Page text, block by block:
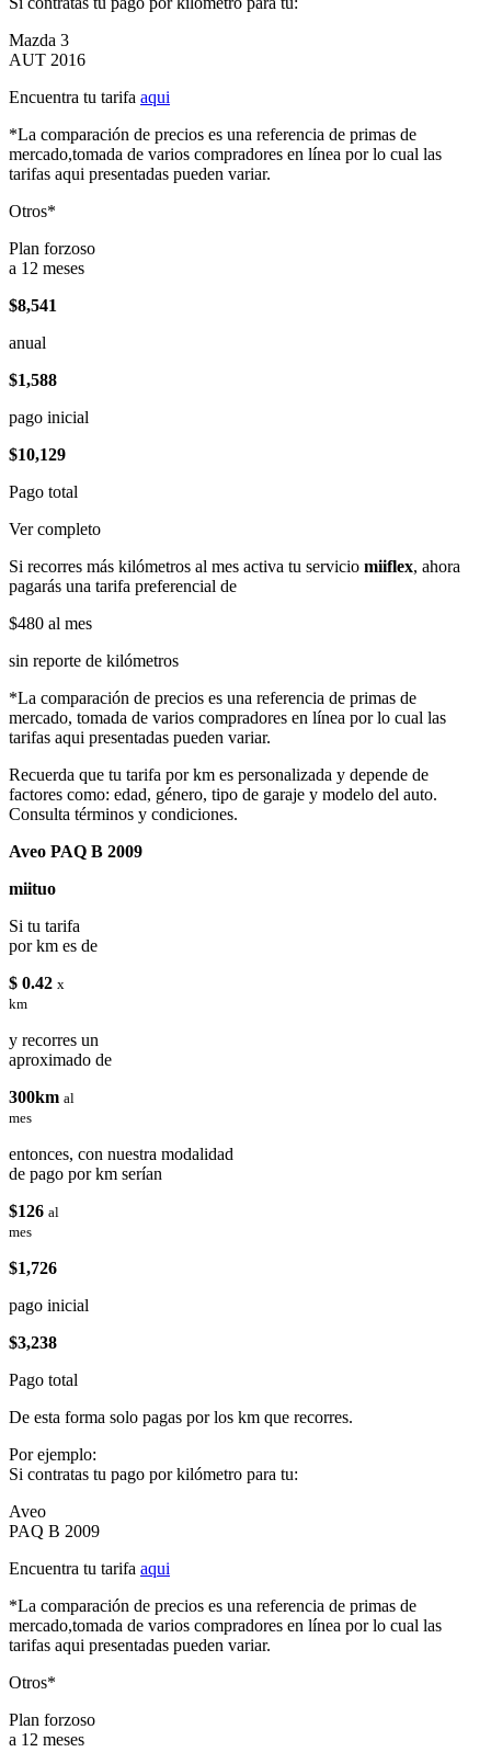
Mazda 3
AUT 2016
Encuentra tu tarifa aqui
*La comparación de precios es una referencia de primas de
mercado,tomada de varios compradores en línea por lo cual las
tarifas aqui presentadas pueden variar.
Otros*
Plan forzoso
a 12 meses
$8,541
anual
$1,588
pago inicial
$10,129
Pago total
Ver completo
Si recorres más kilómetros al mes activa tu servicio miiflex, ahora
pagarás una tarifa preferencial de
$480 al mes
sin reporte de kilómetros
*La comparación de precios es una referencia de primas de
mercado, tomada de varios compradores en línea por lo cual las
tarifas aqui presentadas pueden variar.
Recuerda que tu tarifa por km es personalizada y depende de
factores como: edad, género, tipo de garaje y modelo del auto.
Consulta términos y condiciones.
Aveo PAQ B 2009
miituo
Si tu tarifa
por km es de
$ 0.42 x
km
y recorres un
aproximado de
300km al
mes
entonces, con nuestra modalidad
de pago por km serían
$126 al
mes
$1,726
pago inicial
$3,238
Pago total
De esta forma solo pagas por los km que recorres.
Por ejemplo:
Si contratas tu pago por kilómetro para tu:
Aveo
PAQ B 2009
Encuentra tu tarifa aqui
*La comparación de precios es una referencia de primas de
mercado,tomada de varios compradores en línea por lo cual las
tarifas aqui presentadas pueden variar.
Otros*
Plan forzoso
a 12 meses